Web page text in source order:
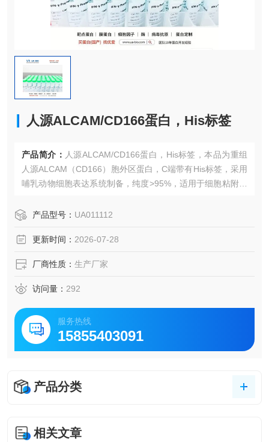
人源ALCAM/CD166蛋白，His标签
产品简介： 人源ALCAM/CD166蛋白，His标签，本品为重组
人源ALCAM（CD166）胞外区蛋白，C端带有His标签，采用
哺乳动物细胞表达系统制备，纯度>95%，适用于细胞粘附研
产品型号： UA011112
更新时间： 2026-07-28
厂商性质： 生产厂家
访问量： 292
服务热线
15855403091
产品分类
相关文章